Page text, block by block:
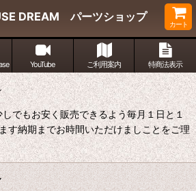
DREAM パーツショップ
カート
YouTube ご利用案内 特商法表示
でもお安く販売できるよう毎月１日と１
す納期までお時間いただけましことをご理